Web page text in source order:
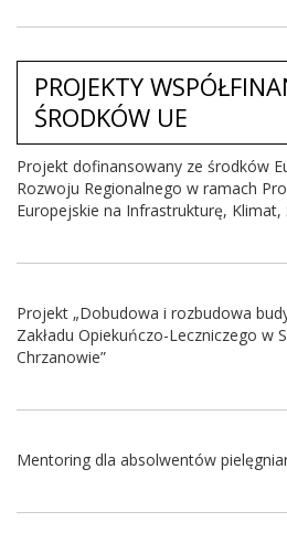
PROJEKTY
ŚRODKÓW UE
Projekt dofinansowany ze środków
Rozwoju Regionalnego w ramach
Europejskie na Infrastrukturę,
Projekt „Dobudowa i rozbudowa
Zakładu Opiekuńczo-Leczniczego w
Chrzanowie”
Mentoring dla absolwentów